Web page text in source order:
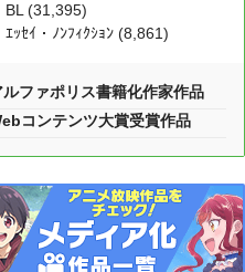
BL (31,395)
ｴｯｾｲ・ﾉﾝﾌｨｸｼｮﾝ (8,861)
ルファポリス書籍化作家作品
コンテンツ大賞受賞作品